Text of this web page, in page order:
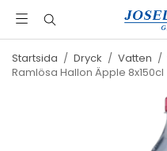
Startsida / Dryck / Vatten /
Ramlösa Hallon Äpple 8x150cl